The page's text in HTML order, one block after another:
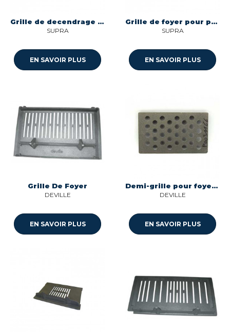
Grille de decendrage foyer supra 44cm x 19,5cm Supra 10766PB
SUPRA
EN SAVOIR PLUS
Grille de foyer pour poele 280x190 mm Supra FR0008410B
SUPRA
EN SAVOIR PLUS
Grille De Foyer
DEVILLE
EN SAVOIR PLUS
Demi-grille pour foyer Deville F6DV31166B
DEVILLE
EN SAVOIR PLUS